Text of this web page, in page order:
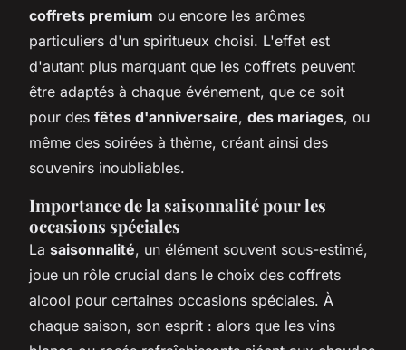
coffrets premium ou encore les arômes
particuliers d'un spiritueux choisi. L'effet est
d'autant plus marquant que les coffrets peuvent
être adaptés à chaque événement, que ce soit
pour des fêtes d'anniversaire, des mariages, ou
même des soirées à thème, créant ainsi des
souvenirs inoubliables.
Importance de la saisonnalité pour les
occasions spéciales
La saisonnalité, un élément souvent sous-estimé,
joue un rôle crucial dans le choix des coffrets
alcool pour certaines occasions spéciales. À
chaque saison, son esprit : alors que les vins